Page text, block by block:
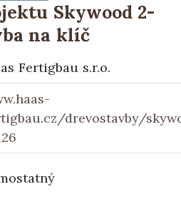
Skywood 2-
na klíč
Fertigbau s.r.o.
drevostavby/